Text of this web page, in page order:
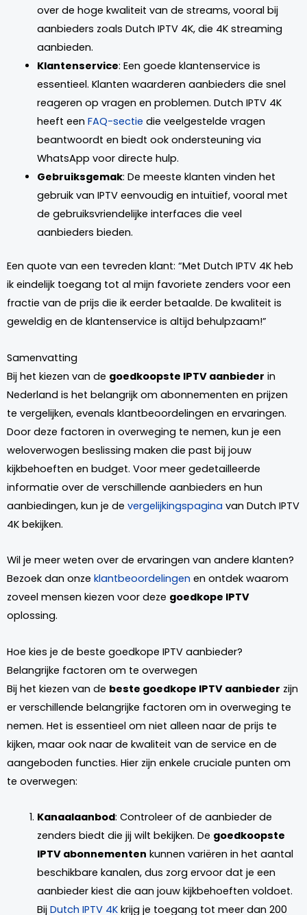
over de hoge kwaliteit van de streams, vooral bij
aanbieders zoals Dutch IPTV 4K, die 4K streaming
aanbieden.
Klantenservice: Een goede klantenservice is
essentieel. Klanten waarderen aanbieders die snel
reageren op vragen en problemen. Dutch IPTV 4K
heeft een FAQ-sectie die veelgestelde vragen
beantwoordt en biedt ook ondersteuning via
WhatsApp voor directe hulp.
Gebruiksgemak: De meeste klanten vinden het
gebruik van IPTV eenvoudig en intuïtief, vooral met
de gebruiksvriendelijke interfaces die veel
aanbieders bieden.
Een quote van een tevreden klant: “Met Dutch IPTV 4K heb
ik eindelijk toegang tot al mijn favoriete zenders voor een
fractie van de prijs die ik eerder betaalde. De kwaliteit is
geweldig en de klantenservice is altijd behulpzaam!”
Samenvatting
Bij het kiezen van de goedkoopste IPTV aanbieder in
Nederland is het belangrijk om abonnementen en prijzen
te vergelijken, evenals klantbeoordelingen en ervaringen.
Door deze factoren in overweging te nemen, kun je een
weloverwogen beslissing maken die past bij jouw
kijkbehoeften en budget. Voor meer gedetailleerde
informatie over de verschillende aanbieders en hun
aanbiedingen, kun je de vergelijkingspagina van Dutch IPTV
4K bekijken.
Wil je meer weten over de ervaringen van andere klanten?
Bezoek dan onze klantbeoordelingen en ontdek waarom
zoveel mensen kiezen voor deze goedkope IPTV
oplossing.
Hoe kies je de beste goedkope IPTV aanbieder?
Belangrijke factoren om te overwegen
Bij het kiezen van de beste goedkope IPTV aanbieder zijn
er verschillende belangrijke factoren om in overweging te
nemen. Het is essentieel om niet alleen naar de prijs te
kijken, maar ook naar de kwaliteit van de service en de
aangeboden functies. Hier zijn enkele cruciale punten om
te overwegen:
Kanaalaanbod: Controleer of de aanbieder de
zenders biedt die jij wilt bekijken. De goedkoopste
IPTV abonnementen kunnen variëren in het aantal
beschikbare kanalen, dus zorg ervoor dat je een
aanbieder kiest die aan jouw kijkbehoeften voldoet.
Bij Dutch IPTV 4Kkrijg je toegang tot meer dan 200